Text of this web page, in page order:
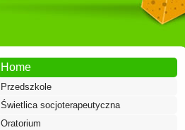
Home
Przedszkole
Świetlica socjoterapeutyczna
Oratorium